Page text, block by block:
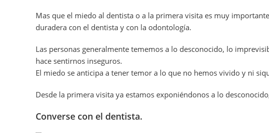
Mas que el miedo al dentista o a la primera visita es muy
duradera con el dentista y con la odontología.
Las personas generalmente tememos a lo desconocido, lo
hace sentirnos inseguros.
El miedo se anticipa a tener temor a lo que no hemos vivido y ni
Desde la primera visita ya estamos exponiéndonos a lo
Converse con el dentista.